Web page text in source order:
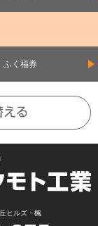
ふく福券
ヒルズ・楓